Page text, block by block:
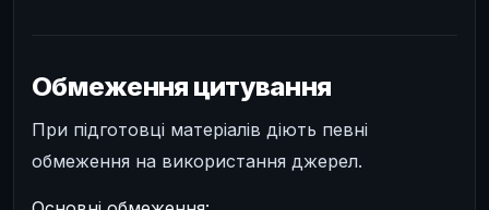
Обмеження цитування
При підготовці матеріалів діють певні
обмеження на використання джерел.